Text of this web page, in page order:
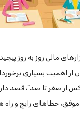
مالی روز به روز
از اهمیت بسیاری
از صفر تا صد”، قصد
موفق، خطاهای رایج و